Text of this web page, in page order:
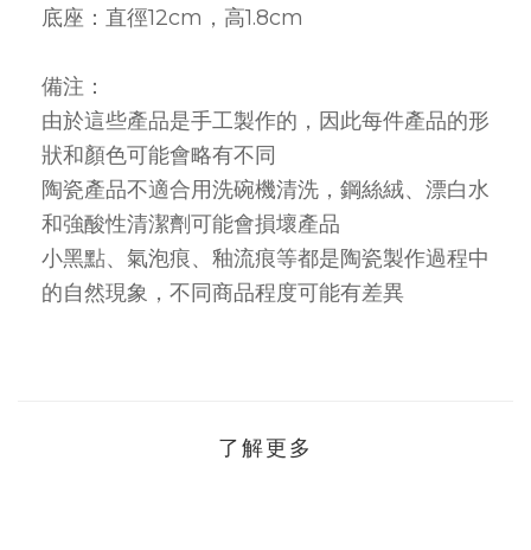
底座：直徑12cm，高1.8cm
備注：
由於這些產品是手工製作的，因此每件產品的形
狀和顏色可能會略有不同
陶瓷產品不適合用洗碗機清洗，鋼絲絨、漂白水
和強酸性清潔劑可能會損壞產品
小黑點、氣泡痕、釉流痕等都是陶瓷製作過程中
的自然現象，不同商品程度可能有差異
了解更多